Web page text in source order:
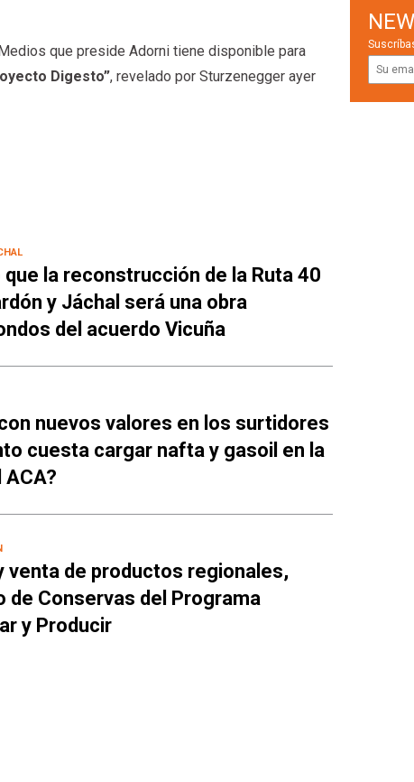
que preside Adorni tiene disponible para
Digesto”, revelado por Sturzenegger ayer
la reconstrucción de la Ruta 40
y Jáchal será una obra
del acuerdo Vicuña
nuevos valores en los surtidores
cuesta cargar nafta y gasoil en la
ACA?
venta de productos regionales,
de Conservas del Programa
y Producir